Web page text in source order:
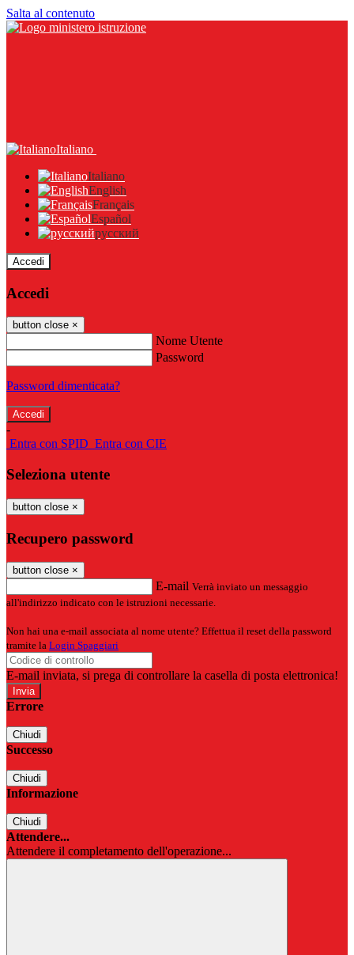
Salta al contenuto
Italiano
Italiano
English
Français
Español
русский
Accedi
Accedi
button close ×
Nome Utente
Password
Password dimenticata?
-
Entra con SPID Entra con CIE
Seleziona utente
button close ×
Recupero password
button close ×
E-mail Verrà inviato un messaggio
all'indirizzo indicato con le istruzioni necessarie.
Non hai una e-mail associata al nome utente? Effettua il reset della password
tramite la Login Spaggiari
E-mail inviata, si prega di controllare la casella di posta elettronica!
Errore
Chiudi
Successo
Chiudi
Informazione
Chiudi
Attendere...
Attendere il completamento dell'operazione...